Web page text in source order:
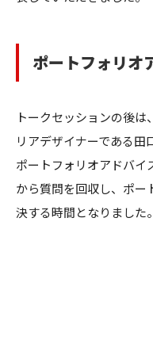
ポートフォリオ
トークセッションの後
リアデザイナーである田
ポートフォリオアドバイ
から質問を回収し、ポー
決する時間となりました。